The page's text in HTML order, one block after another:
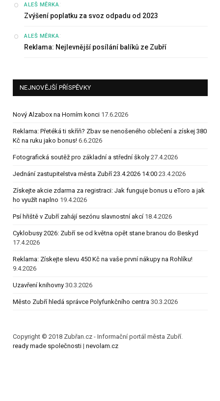
ALEŠ MĚRKA:
Zvýšení poplatku za svoz odpadu od 2023
ALEŠ MĚRKA:
Reklama: Nejlevnější posílání balíků ze Zubří
NEJNOVĚJŠÍ PŘÍSPĚVKY
Nový Alzabox na Horním konci 17.6.2026
Reklama: Přetéká ti skříň? Zbav se nenošeného oblečení a získej 380
Kč na ruku jako bonus! 6.6.2026
Fotografická soutěž pro základní a střední školy 27.4.2026
Jednání zastupitelstva města Zubří 23.4.2026 14:00 23.4.2026
Získejte akcie zdarma za registraci: Jak funguje bonus u eToro a jak
ho využít naplno 19.4.2026
Psí hřiště v Zubří zahájí sezónu slavnostní akcí 18.4.2026
Cyklobusy 2026: Zubří se od května opět stane branou do Beskyd
17.4.2026
Reklama: Získejte slevu 450 Kč na vaše první nákupy na Rohlíku!
9.4.2026
Uzavření knihovny 30.3.2026
Město Zubří hledá správce Polyfunkčního centra 30.3.2026
Copyright © 2018 Zubřan.cz - Informační portál města Zubří.
ready made společnosti | nevolam.cz